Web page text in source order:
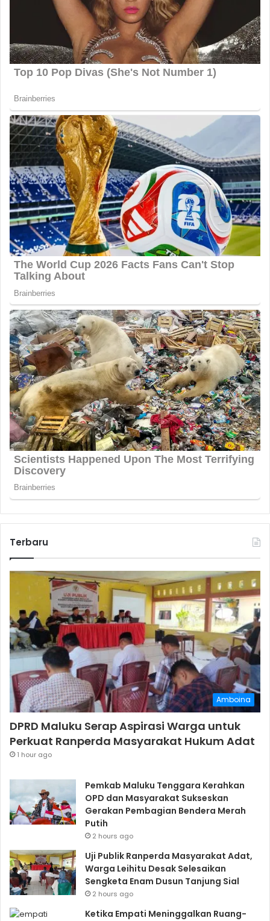
Terbaru
Amboina
DPRD Maluku Serap Aspirasi Warga untuk
Perkuat Ranperda Masyarakat Hukum Adat
1 hour ago
Pemkab Maluku Tenggara Kerahkan
OPD dan Masyarakat Sukseskan
Gerakan Pembagian Bendera Merah
Putih
2 hours ago
Uji Publik Ranperda Masyarakat Adat,
Warga Leihitu Desak Selesaikan
Sengketa Enam Dusun Tanjung Sial
2 hours ago
Ketika Empati Meninggalkan Ruang-